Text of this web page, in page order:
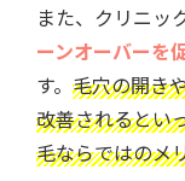
また、クリニッ
ーンオーバーを
す。 毛穴の開き
改善されるとい
毛ならではのメ